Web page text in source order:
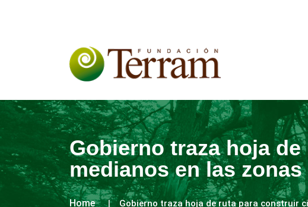
Gobierno traza hoja
medianos en las
Home Gobierno traza hoja de ruta para construir